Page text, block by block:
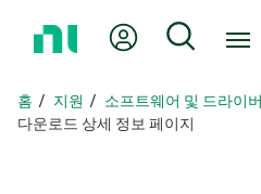
지
로
내 계정 검색
홈 지원 소프트웨어 및 드라이
다운로드 상세 정보 페이지